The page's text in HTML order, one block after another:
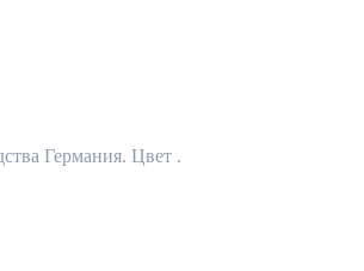
Германия. Цвет .